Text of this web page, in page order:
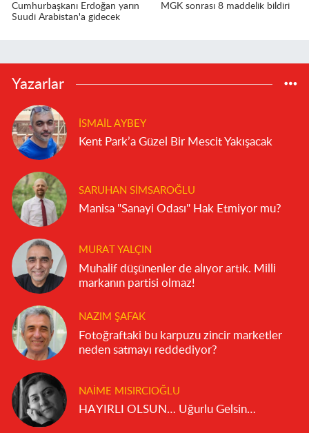
Cumhurbaşkanı Erdoğan yarın
Suudi Arabistan'a gidecek
MGK sonrası 8 maddelik bildiri
Yazarlar
İSMAIL AYBEY
Kent Park’a Güzel Bir Mescit Yakışacak
SARUHAN SIMSAROĞLU
Manisa "Sanayi Odası" Hak Etmiyor mu?
MURAT YALÇIN
Muhalif düşünenler de alıyor artık. Milli
markanın partisi olmaz!
NAZIM ŞAFAK
Fotoğraftaki bu karpuzu zincir marketler
neden satmayı reddediyor?
NAIME MISIRCIOĞLU
HAYIRLI OLSUN… Uğurlu Gelsin…